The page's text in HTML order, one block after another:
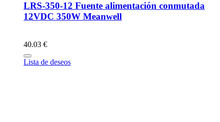
LRS-350-12 Fuente alimentación conmutada
12VDC 350W Meanwell
40.03 €
Lista de deseos